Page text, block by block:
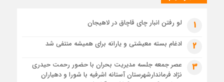
3 هفته قبل
رئوف
تصاویر هوایی مراسم تشییع پیکر مطهر آقای شهید ایران – مشهد
1 لو رفتن انبار چای قاچاق در لاهیجان
2 ادغام بسته معیشتی و یارانه برای همیشه منتفی شد
3
عصر جمعه جلسه مدیریت بحران با حضور رحمت حیدری
نژاد فرماندارشهرستان آستانه اشرفیه با شورا و دهیاران